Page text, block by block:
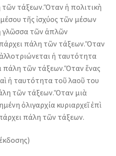
τῶν τάξεων.Ὅταν ἡ πολιτικὴ
τῆς ἰσχύος τῶν μέσων
γλῶσσα τῶν ἁπλῶν
πάλη τῶν τάξεων.Ὅταν
ἡ ταυτότητα
πάλη τῶν τάξεων.Ὅταν ἕνας
ἡ ταυτότητα τοῦ λαοῦ του
τῶν τάξεων.Ὅταν μιὰ
ὀλιγαρχία κυριαρχεῖ ἐπὶ
πάλη τῶν τάξεων.